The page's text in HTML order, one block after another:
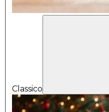
Classico